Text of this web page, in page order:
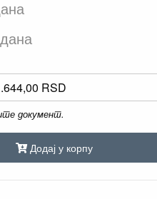
документ.
Додај у корпу